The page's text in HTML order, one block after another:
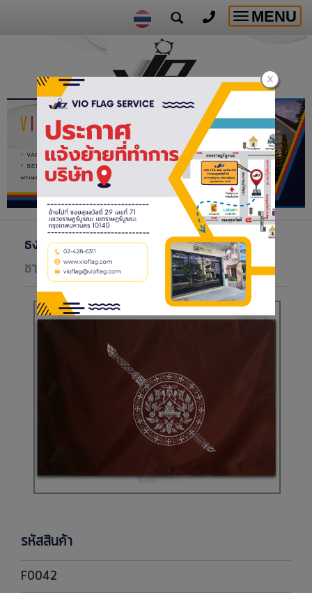
Toggle
MENU
ธงกองทัพไทย>>ธงประจำสำนักงานตำรวจแห่ง
ชาติ
รหัสสินค้า
F0042